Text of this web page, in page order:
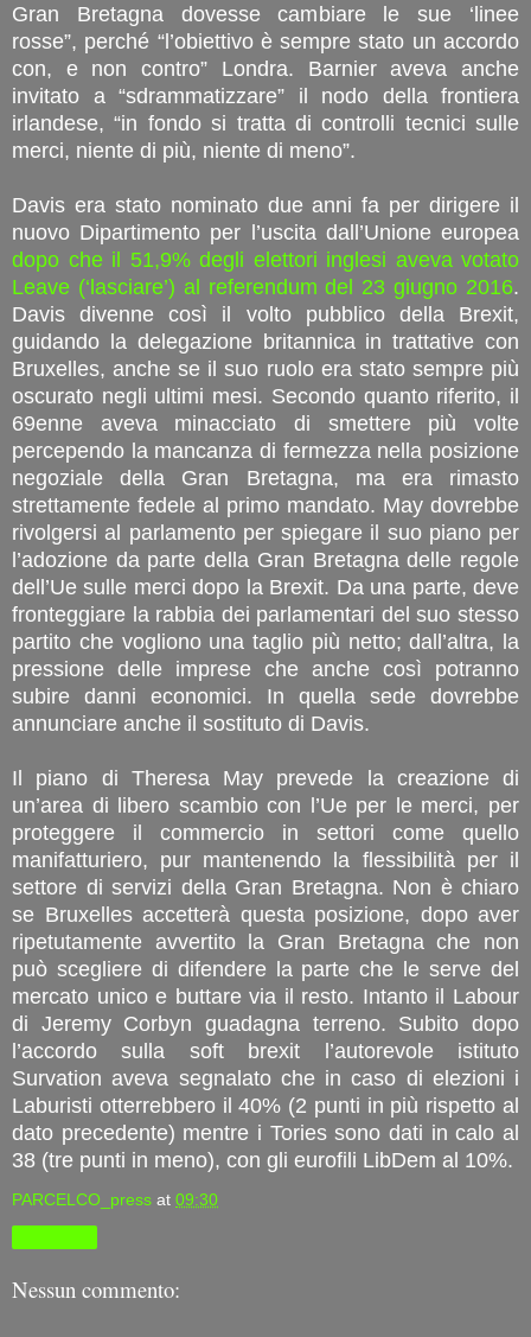
Gran Bretagna dovesse cambiare le sue ‘linee
rosse”, perché “l’obiettivo è sempre stato un accordo
con, e non contro” Londra. Barnier aveva anche
invitato a “sdrammatizzare” il nodo della frontiera
irlandese, “in fondo si tratta di controlli tecnici sulle
merci, niente di più, niente di meno”.
Davis era stato nominato due anni fa per dirigere il
nuovo Dipartimento per l’uscita dall’Unione europea
dopo che il 51,9% degli elettori inglesi aveva votato
Leave (‘lasciare’) al referendum del 23 giugno 2016.
Davis divenne così il volto pubblico della Brexit,
guidando la delegazione britannica in trattative con
Bruxelles, anche se il suo ruolo era stato sempre più
oscurato negli ultimi mesi. Secondo quanto riferito, il
69enne aveva minacciato di smettere più volte
percependo la mancanza di fermezza nella posizione
negoziale della Gran Bretagna, ma era rimasto
strettamente fedele al primo mandato. May dovrebbe
rivolgersi al parlamento per spiegare il suo piano per
l’adozione da parte della Gran Bretagna delle regole
dell’Ue sulle merci dopo la Brexit. Da una parte, deve
fronteggiare la rabbia dei parlamentari del suo stesso
partito che vogliono una taglio più netto; dall’altra, la
pressione delle imprese che anche così potranno
subire danni economici. In quella sede dovrebbe
annunciare anche il sostituto di Davis.
Il piano di Theresa May prevede la creazione di
un’area di libero scambio con l’Ue per le merci, per
proteggere il commercio in settori come quello
manifatturiero, pur mantenendo la flessibilità per il
settore di servizi della Gran Bretagna. Non è chiaro
se Bruxelles accetterà questa posizione, dopo aver
ripetutamente avvertito la Gran Bretagna che non
può scegliere di difendere la parte che le serve del
mercato unico e buttare via il resto. Intanto il Labour
di Jeremy Corbyn guadagna terreno. Subito dopo
l’accordo sulla soft brexit l’autorevole istituto
Survation aveva segnalato che in caso di elezioni i
Laburisti otterrebbero il 40% (2 punti in più rispetto al
dato precedente) mentre i Tories sono dati in calo al
38 (tre punti in meno), con gli eurofili LibDem al 10%.
PARCELCO_press at 09:30
Nessun commento: